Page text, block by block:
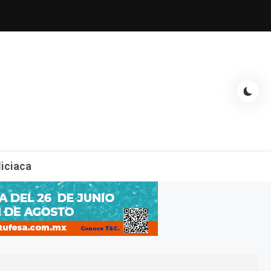
entrevistas con famosos, showbizz, podcast, chismes y